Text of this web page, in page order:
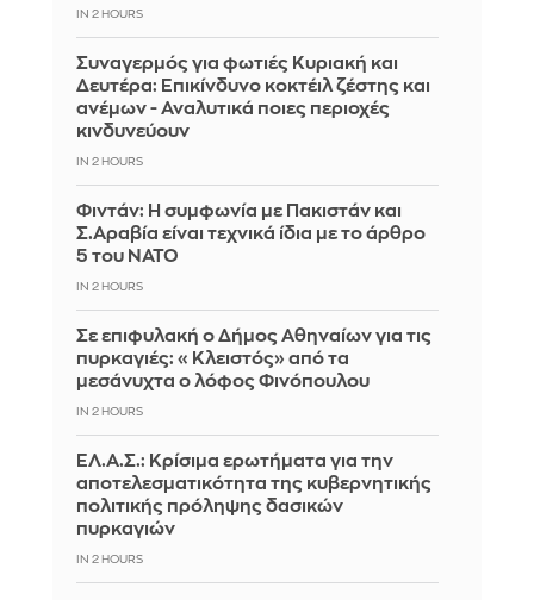
IN 2 HOURS
Συναγερμός για φωτιές Κυριακή και
Δευτέρα: Επικίνδυνο κοκτέιλ ζέστης και
ανέμων - Αναλυτικά ποιες περιοχές
κινδυνεύουν
IN 2 HOURS
Φιντάν: Η συμφωνία με Πακιστάν και
Σ.Αραβία είναι τεχνικά ίδια με το άρθρο
5 του ΝΑΤΟ
IN 2 HOURS
Σε επιφυλακή ο Δήμος Αθηναίων για τις
πυρκαγιές: «Κλειστός» από τα
μεσάνυχτα ο λόφος Φινόπουλου
IN 2 HOURS
ΕΛ.Α.Σ.: Κρίσιμα ερωτήματα για την
αποτελεσματικότητα της κυβερνητικής
πολιτικής πρόληψης δασικών
πυρκαγιών
IN 2 HOURS